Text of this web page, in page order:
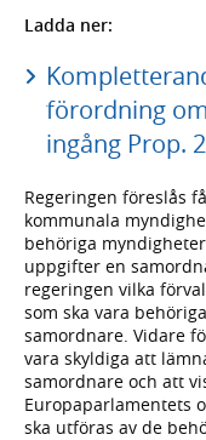
Ladda ner:
förordning
ingång Prop.
Regeringen föreslås
kommunala
behöriga
uppgifter en
regeringen vilka
som ska vara
samordnare. Vidare
vara skyldiga att
samordnare och att
Europaparlamentets
ska utföras av de